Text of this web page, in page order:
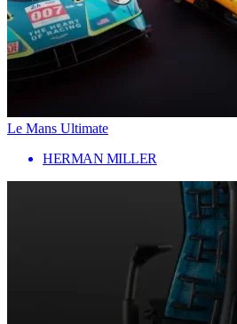
Le Mans Ultimate
HERMAN MILLER